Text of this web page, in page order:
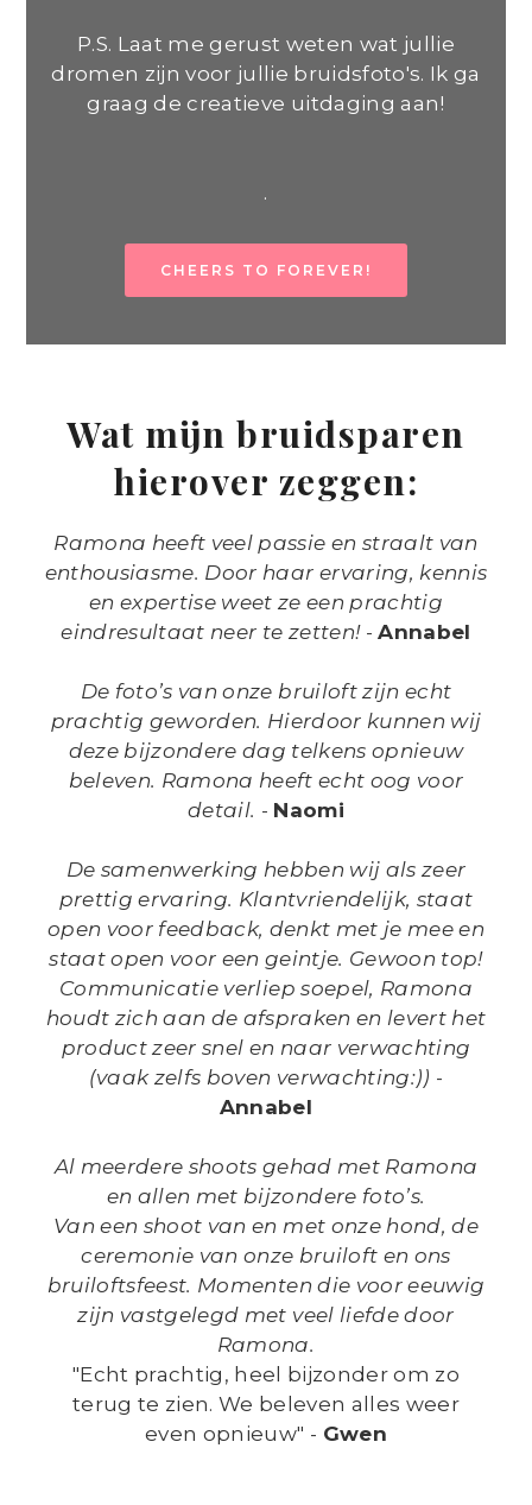
P.S. Laat me gerust weten wat jullie
dromen zijn voor jullie bruidsfoto's. Ik ga
graag de creatieve uitdaging aan!
.
CHEERS TO FOREVER!
Wat mijn bruidsparen
hierover zeggen:
Ramona heeft veel passie en straalt van
enthousiasme. Door haar ervaring, kennis
en expertise weet ze een prachtig
eindresultaat neer te zetten!-Annabel
De foto’s van onze bruiloft zijn echt
prachtig geworden. Hierdoor kunnen wij
deze bijzondere dag telkens opnieuw
beleven. Ramona heeft echt oog voor
detail. - Naomi
De samenwerking hebben wij als zeer
prettig ervaring. Klantvriendelijk, staat
open voor feedback, denkt met je mee en
staat open voor een geintje. Gewoon top!
Communicatie verliep soepel, Ramona
houdt zich aan de afspraken en levert het
product zeer snel en naar verwachting
(vaak zelfs boven verwachting:)) -
Annabel
Al meerdere shoots gehad met Ramona
en allen met bijzondere foto’s.
Van een shoot van en met onze hond, de
ceremonie van onze bruiloft en ons
bruiloftsfeest. Momenten die voor eeuwig
zijn vastgelegd met veel liefde door
Ramona.
"Echt prachtig, heel bijzonder om zo
terug te zien. We beleven alles weer
even opnieuw" - Gwen